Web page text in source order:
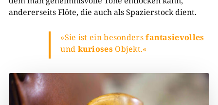
andererseits Flöte, die auch als Spazierstockdient.
»Sie ist ein besondersfantasievolles
und kuriosesObjekt.«